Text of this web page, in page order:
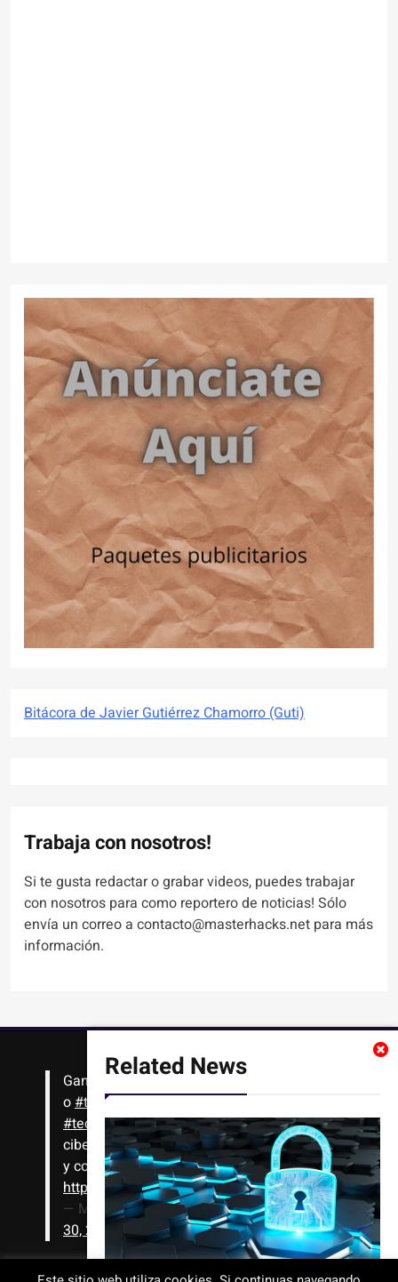
Related News
Bitácora de Javier Gutiérrez Chamorro (Guti)
Trabaja con nosotros!
Si te gusta redactar o grabar videos, puedes trabajar
con nosotros para como reportero de noticias! Sólo
envía un correo a contacto@masterhacks.net para más
información.
Gana #Bitcoin solo con leer artículos, noticias
o#tutoriales
#tecnología,#criptomonedas, seguridad
cibernética y más!! Sólo tienes que registrarte
y comenzar a navegar
https://t.co/1KjkllJEit
— Masterhacks (@Masterhacks_net)August
30, 2020